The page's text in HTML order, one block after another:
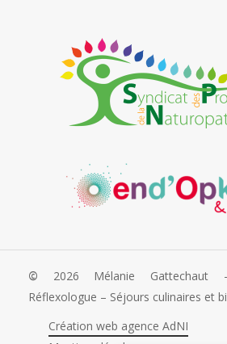
© 2026 Mélanie Gattechaut
Réflexologue – Séjours culinaires et
Création web agence AdNI